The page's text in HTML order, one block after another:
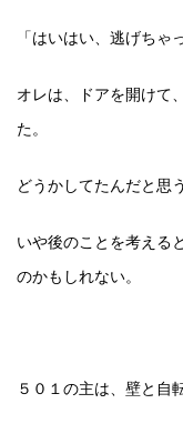
「はいはい、逃げち
オレは、ドアを開けて
た。
どうかしてたんだと思う
いや後のことを考える
のかもしれない。
５０１の主は、壁と自